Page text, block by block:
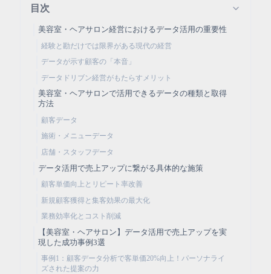
目次
美容室・ヘアサロン経営におけるデータ活用の重要性
経験と勘だけでは限界がある現代の経営
データが示す顧客の「本音」
データドリブン経営がもたらすメリット
美容室・ヘアサロンで活用できるデータの種類と取得
方法
顧客データ
施術・メニューデータ
店舗・スタッフデータ
データ活用で売上アップに繋がる具体的な施策
顧客単価向上とリピート率改善
新規顧客獲得と集客効果の最大化
業務効率化とコスト削減
【美容室・ヘアサロン】データ活用で売上アップを実
現した成功事例3選
事例1：顧客データ分析で客単価20%向上！パーソナライ
ズされた提案の力